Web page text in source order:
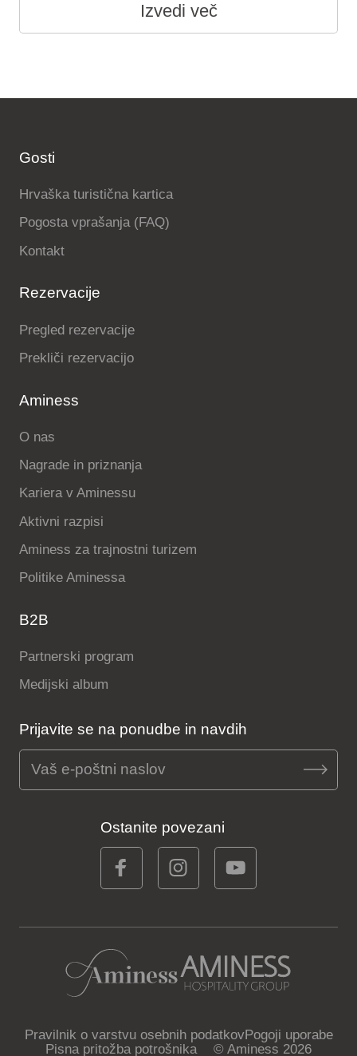
Izvedi več
Gosti
Hrvaška turistična kartica
Pogosta vprašanja (FAQ)
Kontakt
Rezervacije
Pregled rezervacije
Prekliči rezervacijo
Aminess
O nas
Nagrade in priznanja
Kariera v Aminessu
Aktivni razpisi
Aminess za trajnostni turizem
Politike Aminessa
B2B
Partnerski program
Medijski album
Prijavite se na ponudbe in navdih
Ostanite povezani
Pravilnik o varstvu osebnih podatkovPogoji uporabe
Pisna pritožba potrošnika
© Aminess 2026